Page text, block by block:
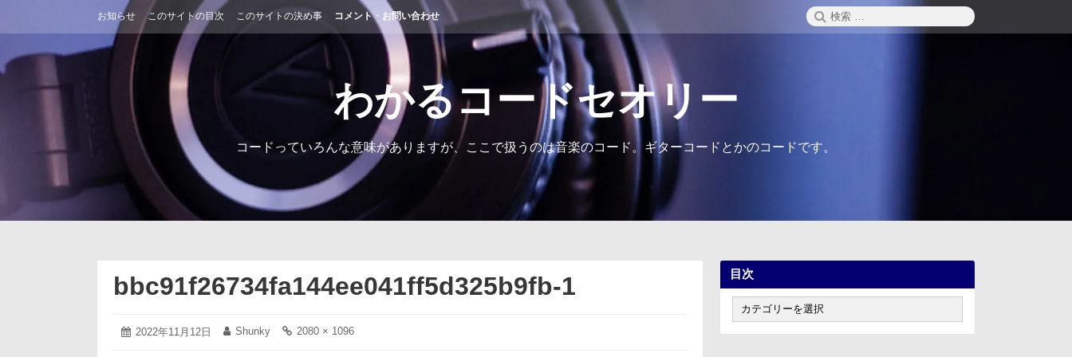
ン
ツ
お知らせ このサイトの目次 このサイトの決め事 コメント・お問い合わせ
検
索:
わかるコードセオリー
コードっていろんな意味がありますが、ここで扱うのは音楽のコード。ギターコードとかのコードです。
bbc91f26734fa144ee041ff5d325b9fb-1
投
2022年11月12日
2022 投
Shunky
フ
2080 × 1096
目次
次